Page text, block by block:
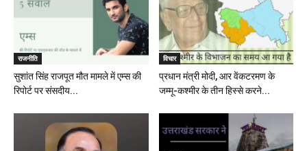
राजनीति
सुशांत सिंह राजपूत मौत मामले में एम्स की
रिपोर्ट पर संसदीय...
विचार
प्रधान मंत्री मोदी, आर वेंकटरमण के
जम्मू-कश्मीर के तीन हिस्से करने...